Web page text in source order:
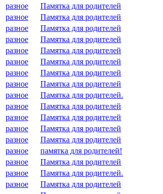
разное
Памятка для родителей
разное
Памятка для родителей
разное
Памятка для родителей
разное
Памятка для родителей
разное
Памятка для родителей
разное
Памятка для родителей
разное
Памятка для родителей
разное
Памятка для родителей
разное
Памятка для родителей.
разное
Памятка для родителей
разное
Памятка для родителей
разное
Памятка для родителей
разное
Памятка для родителей
разное
памятка для родителей!
разное
Памятка для родителей
разное
Памятка для родителей.
разное
Памятка для родителей